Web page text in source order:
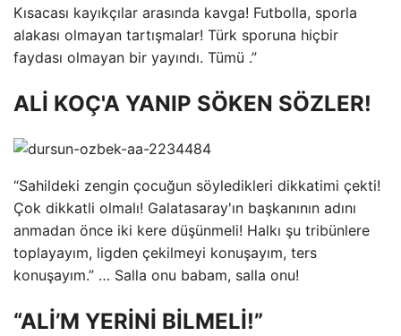
Kısacası kayıkçılar arasında kavga! Futbolla, sporla
alakası olmayan tartışmalar! Türk sporuna hiçbir
faydası olmayan bir yayındı. Tümü .”
ALİ KOÇ'A YANIP SÖKEN SÖZLER!
“Sahildeki zengin çocuğun söyledikleri dikkatimi çekti!
Çok dikkatli olmalı! Galatasaray'ın başkanının adını
anmadan önce iki kere düşünmeli! Halkı şu tribünlere
toplayayım, ligden çekilmeyi konuşayım, ters
konuşayım.” … Salla onu babam, salla onu!
“ALİ’M YERİNİ BİLMELİ!”